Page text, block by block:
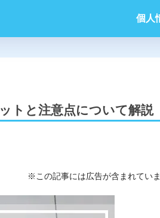
個人
トと注意点について解説
※この記事には広告が含まれていま